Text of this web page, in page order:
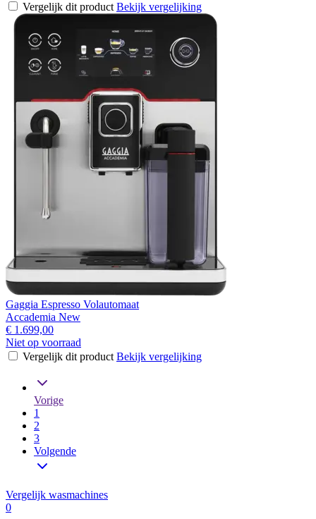
Vergelijk dit product Bekijk vergelijking
Gaggia Espresso Volautomaat
Accademia New
€ 1.699,00
Niet op voorraad
Vergelijk dit product Bekijk vergelijking
Vorige
1
2
3
Volgende
Vergelijk wasmachines
0